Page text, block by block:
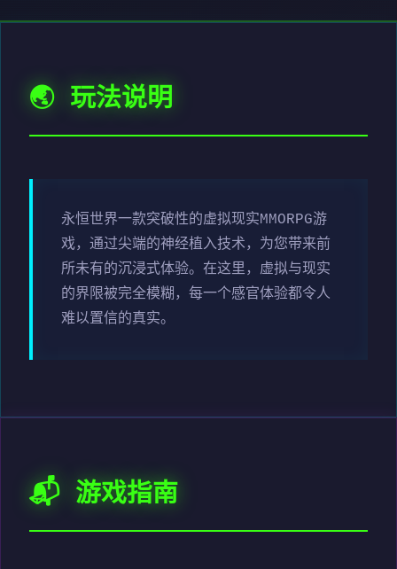
🌏 玩法说明
永恒世界一款突破性的虚拟现实MMORPG游
戏，通过尖端的神经植入技术，为您带来前
所未有的沉浸式体验。在这里，虚拟与现实
的界限被完全模糊，每一个感官体验都令人
难以置信的真实。
📬 游戏指南